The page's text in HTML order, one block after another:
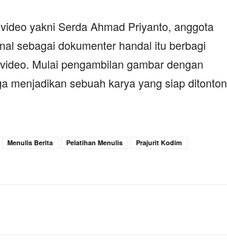
yakni Serda Ahmad Priyanto, anggota
sebagai dokumenter handal itu berbagi
Mulai pengambilan gambar dengan
menjadikan sebuah karya yang siap ditonton
Menulis Berita Pelatihan Menulis
Prajurit Kodim